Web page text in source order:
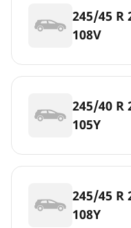
245/45 R
108V
245/40 R
105Y
245/45 R
108Y